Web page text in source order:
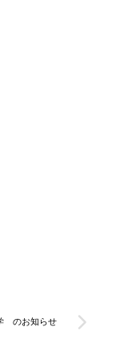
のお知らせ